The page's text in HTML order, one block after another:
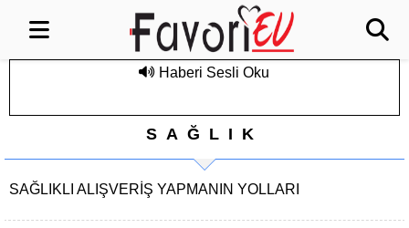
Haberi Sesli Oku
SAĞLIK
SAĞLIKLI ALIŞVERIŞ YAPMANIN YOLLARI